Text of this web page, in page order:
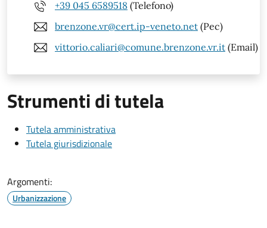
+39 045 6589518 (Telefono)
brenzone.vr@cert.ip-veneto.net (Pec)
vittorio.caliari@comune.brenzone.vr.it (Email)
Strumenti di tutela
Tutela amministrativa
Tutela giurisdizionale
Argomenti:
Urbanizzazione